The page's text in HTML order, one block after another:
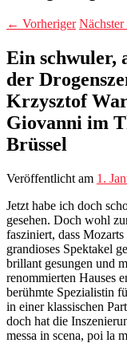
← Vorheriger Nächster
Ein schwuler,
der
Krzysztof
Giovanni im
Brüssel
Veröffentlicht am 1.
Jetzt habe ich doch
gesehen. Doch wohl
fasziniert, dass
grandioses Spektakel
brillant gesungen und
renommierten Hauses
berühmte Spezialistin
in einer klassischen
doch hat die
messa in scena, poi la